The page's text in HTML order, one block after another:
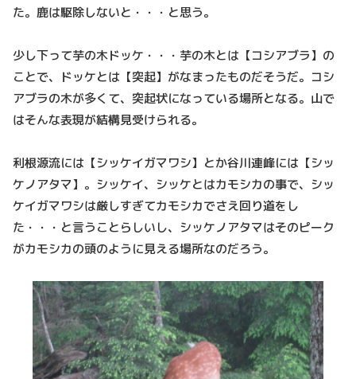
た。鹿は駆除しないと・・・と思う。
少し下って芋の木ドッケ・・・芋の木とは【コシアブラ】の
ことで、ドッケとは【突起】がなまったものだそうだ。コシ
アブラの木が多くて、突起状になっている場所となる。山で
はそんな表現が結構見受けられる。
利根源流には【シッケイガマワシ】とか谷川連峰には【シッ
ケノアタマ】。シッケイ、シッケとはカモシカの事で、シッ
ケイガマワシは厳しすぎてカモシカでさえ回り道をし
た・・・と言うことらしいし、シッケノアタマはそのピーク
がカモシカの頭のように見える場所なのだろう。